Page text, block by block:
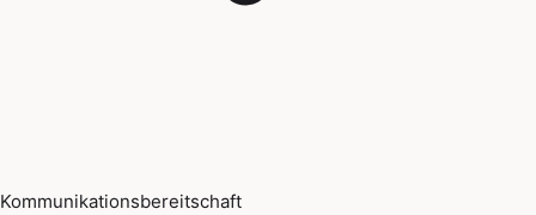
Kommunikationsbereitschaft